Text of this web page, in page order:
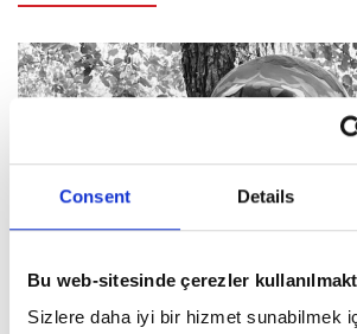
Consent Details
Bu web-sitesinde çerezler
Sizlere daha iyi bir hizmet sunabilmek